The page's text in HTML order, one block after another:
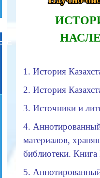
1. История
2. История
3. Источники и
4.
материалов,
библиотеки.
5.